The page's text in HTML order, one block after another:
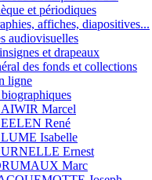
et périodiques
affiches, diapositives...
audiovisuelles
et drapeaux
des fonds et collections
ligne
Marcel
René
Isabelle
Ernest
Marc